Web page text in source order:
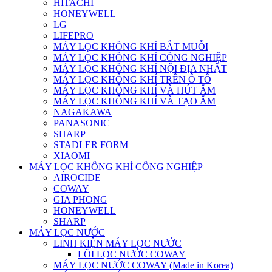
HITACHI
HONEYWELL
LG
LIFEPRO
MÁY LỌC KHÔNG KHÍ BẮT MUỖI
MÁY LỌC KHÔNG KHÍ CÔNG NGHIỆP
MÁY LỌC KHÔNG KHÍ NỘI ĐỊA NHẬT
MÁY LỌC KHÔNG KHÍ TRÊN Ô TÔ
MÁY LỌC KHÔNG KHÍ VÀ HÚT ẨM
MÁY LỌC KHÔNG KHÍ VÀ TẠO ẨM
NAGAKAWA
PANASONIC
SHARP
STADLER FORM
XIAOMI
MÁY LỌC KHÔNG KHÍ CÔNG NGHIỆP
AIROCIDE
COWAY
GIA PHONG
HONEYWELL
SHARP
MÁY LỌC NƯỚC
LINH KIỆN MÁY LỌC NƯỚC
LÕI LỌC NƯỚC COWAY
MÁY LỌC NƯỚC COWAY (Made in Korea)